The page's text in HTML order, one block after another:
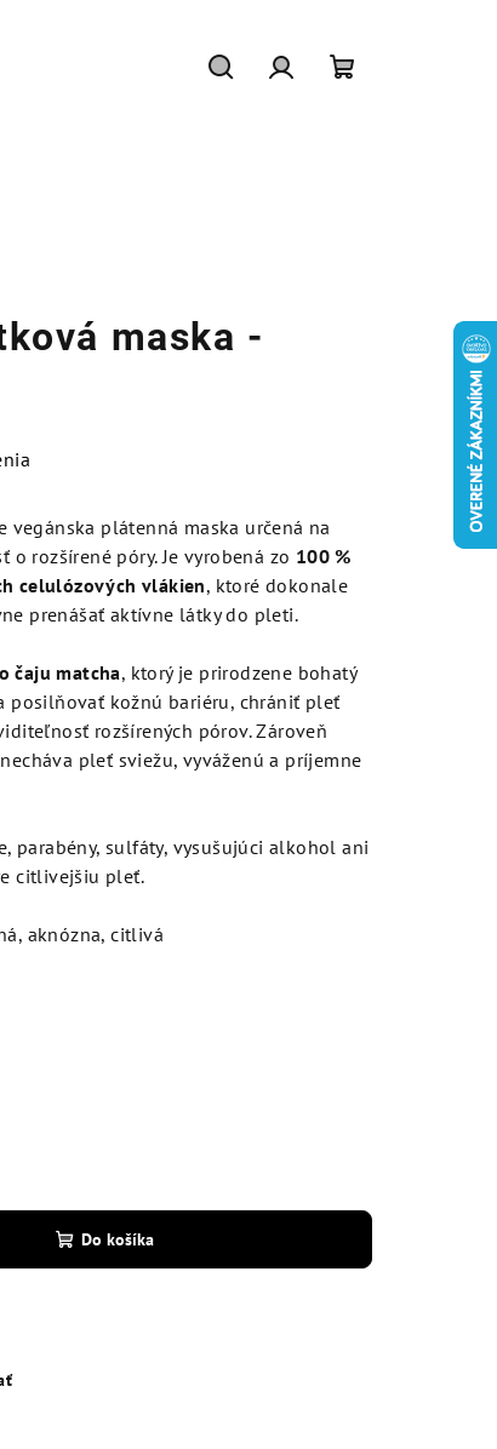
maska -
vegánska plátenná maska určená na
rozšírené póry. Je vyrobená zo 100 %
celulózových vlákien, ktoré dokonale
prenášať aktívne látky do pleti.
čaju matcha, ktorý je prirodzene bohatý
posilňovať kožnú bariéru, chrániť pleť
rozšírených pórov. Zároveň
pleť sviežu, vyváženú a príjemne
parabény, sulfáty, vysušujúci alkohol ani
citlivejšiu pleť.
aknózna, citlivá
Do košíka